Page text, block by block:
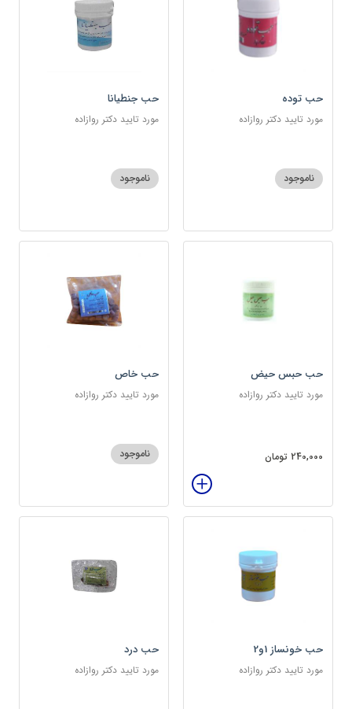
حب توده
مورد تایید دکتر روازاده
ناموجود
حب جنطیانا
مورد تایید دکتر روازاده
ناموجود
حب حبس حیض
مورد تایید دکتر روازاده
240,000 تومان
حب خاص
مورد تایید دکتر روازاده
ناموجود
حب خونساز 1و2
مورد تایید دکتر روازاده
حب درد
مورد تایید دکتر روازاده